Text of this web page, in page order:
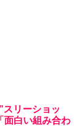
スリーショッ
白い組み合わ